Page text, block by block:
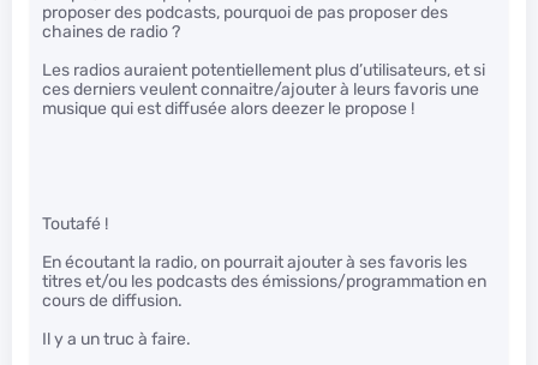
proposer des podcasts, pourquoi de pas proposer des
chaines de radio ?
Les radios auraient potentiellement plus d’utilisateurs, et si
ces derniers veulent connaitre/ajouter à leurs favoris une
musique qui est diffusée alors deezer le propose !
Toutafé !
En écoutant la radio, on pourrait ajouter à ses favoris les
titres et/ou les podcasts des émissions/programmation en
cours de diffusion.
Il y a un truc à faire.